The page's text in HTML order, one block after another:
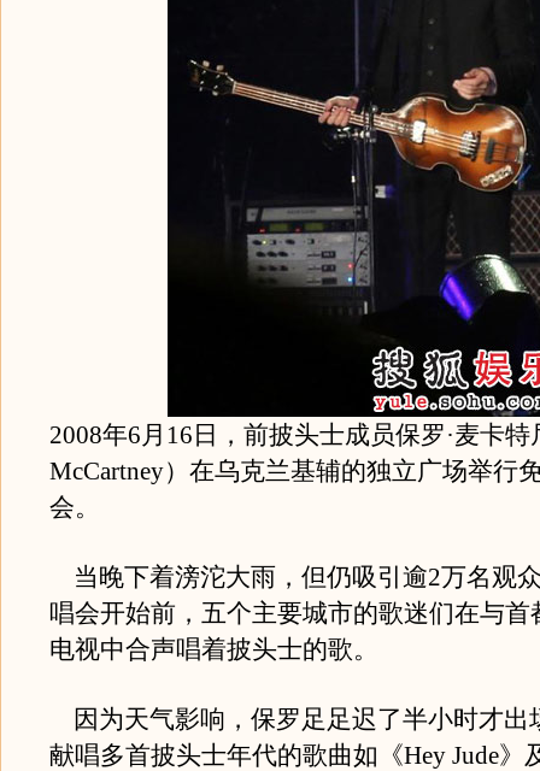
2008年6月16日，前披头士成员保罗·麦卡特
McCartney）在乌克兰基辅的独立广场举行
会。
当晚下着滂沱大雨，但仍吸引逾2万名观
唱会开始前，五个主要城市的歌迷们在与首
电视中合声唱着披头士的歌。
因为天气影响，保罗足足迟了半小时才出
献唱多首披头士年代的歌曲如《Hey Jude》